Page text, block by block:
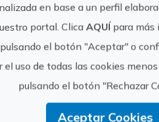
GUIADA
ARTESANA
en base a un perfil
portal. Clica AQUÍ para más
el botón "Aceptar" o
el uso de todas las cookies
pulsando el botón "Rechazar
Aceptar Cookies